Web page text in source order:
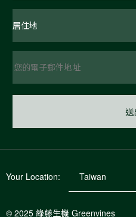
© 2025 綠藤生機 Greenvines
Your Location: